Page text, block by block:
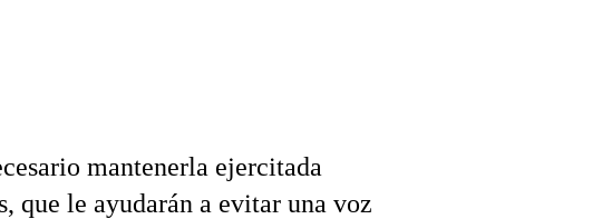
mantenerla ejercitada
que le ayudarán a evitar una voz